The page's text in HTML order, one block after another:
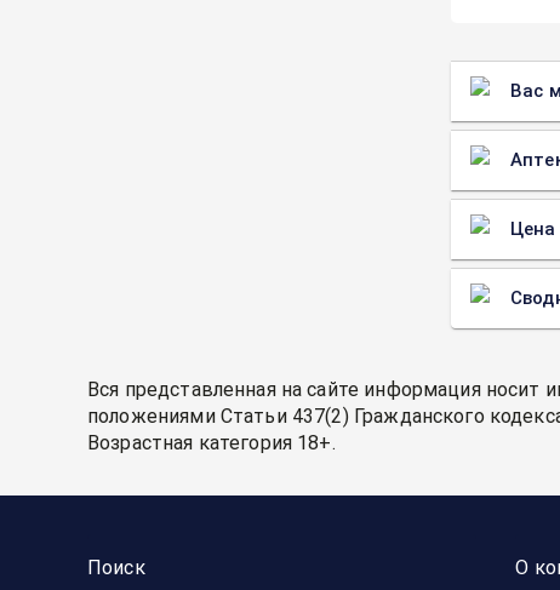
Вас
Цена
Вся представленная на сайте информация носит
положениями Статьи 437(2) Гражданского
Возрастная категория 18+.
Поиск О